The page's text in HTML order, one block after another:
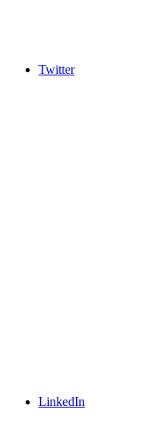
Twitter
LinkedIn